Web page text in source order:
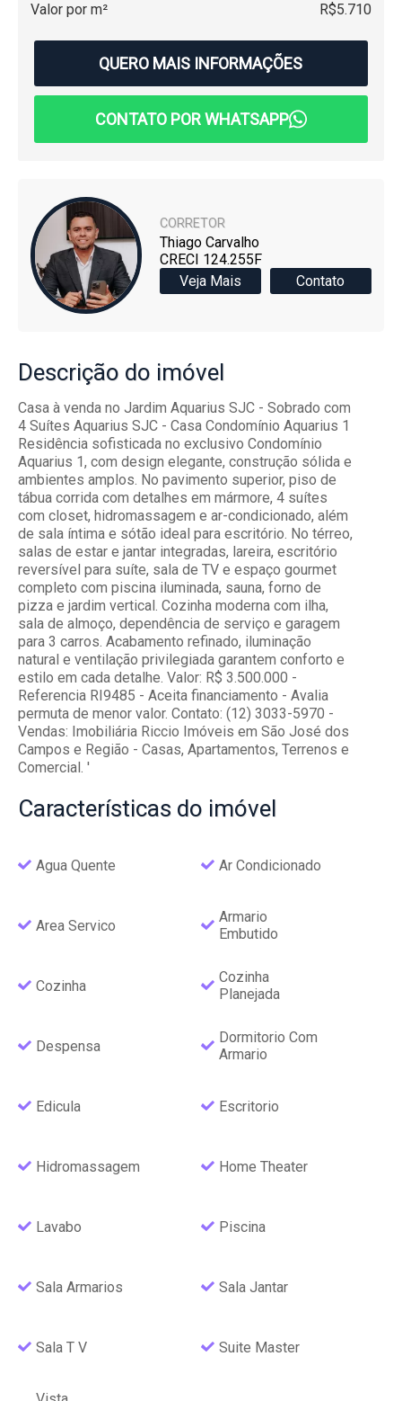
Valor por m² R$5.710
QUERO MAIS INFORMAÇÕES
CONTATO POR WHATSAPP
CORRETOR
Thiago Carvalho
CRECI 124.255F
Veja Mais
Contato
Descrição do imóvel
Casa à venda no Jardim Aquarius SJC - Sobrado com
4 Suítes Aquarius SJC - Casa Condomínio Aquarius 1
Residência sofisticada no exclusivo Condomínio
Aquarius 1, com design elegante, construção sólida e
ambientes amplos. No pavimento superior, piso de
tábua corrida com detalhes em mármore, 4 suítes
com closet, hidromassagem e ar-condicionado, além
de sala íntima e sótão ideal para escritório. No térreo,
salas de estar e jantar integradas, lareira, escritório
reversível para suíte, sala de TV e espaço gourmet
completo com piscina iluminada, sauna, forno de
pizza e jardim vertical. Cozinha moderna com ilha,
sala de almoço, dependência de serviço e garagem
para 3 carros. Acabamento refinado, iluminação
natural e ventilação privilegiada garantem conforto e
estilo em cada detalhe. Valor: R$ 3.500.000 -
Referencia RI9485 - Aceita financiamento - Avalia
permuta de menor valor. Contato: (12) 3033-5970 -
Vendas: Imobiliária Riccio Imóveis em São José dos
Campos e Região - Casas, Apartamentos, Terrenos e
Comercial. '
Características do imóvel
Agua Quente Ar Condicionado
Area Servico
Armario
Embutido
Cozinha
Cozinha
Planejada
Despensa
Dormitorio Com
Armario
Edicula Escritorio
Hidromassagem Home Theater
Lavabo Piscina
Sala Armarios Sala Jantar
Sala T V Suite Master